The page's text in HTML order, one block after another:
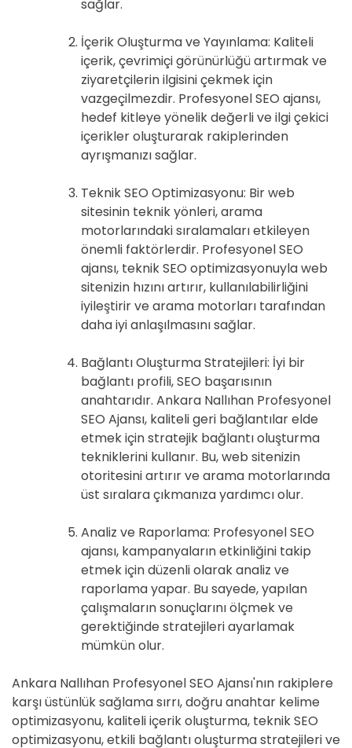
sağlar.
İçerik Oluşturma ve Yayınlama: Kaliteli
içerik, çevrimiçi görünürlüğü artırmak ve
ziyaretçilerin ilgisini çekmek için
vazgeçilmezdir. Profesyonel SEO ajansı,
hedef kitleye yönelik değerli ve ilgi çekici
içerikler oluşturarak rakiplerinden
ayrışmanızı sağlar.
Teknik SEO Optimizasyonu: Bir web
sitesinin teknik yönleri, arama
motorlarındaki sıralamaları etkileyen
önemli faktörlerdir. Profesyonel SEO
ajansı, teknik SEO optimizasyonuyla web
sitenizin hızını artırır, kullanılabilirliğini
iyileştirir ve arama motorları tarafından
daha iyi anlaşılmasını sağlar.
Bağlantı Oluşturma Stratejileri: İyi bir
bağlantı profili, SEO başarısının
anahtarıdır. Ankara Nallıhan Profesyonel
SEO Ajansı, kaliteli geri bağlantılar elde
etmek için stratejik bağlantı oluşturma
tekniklerini kullanır. Bu, web sitenizin
otoritesini artırır ve arama motorlarında
üst sıralara çıkmanıza yardımcı olur.
Analiz ve Raporlama: Profesyonel SEO
ajansı, kampanyaların etkinliğini takip
etmek için düzenli olarak analiz ve
raporlama yapar. Bu sayede, yapılan
çalışmaların sonuçlarını ölçmek ve
gerektiğinde stratejileri ayarlamak
mümkün olur.
Ankara Nallıhan Profesyonel SEO Ajansı'nın rakiplere
karşı üstünlük sağlama sırrı, doğru anahtar kelime
optimizasyonu, kaliteli içerik oluşturma, teknik SEO
optimizasyonu, etkili bağlantı oluşturma stratejileri ve